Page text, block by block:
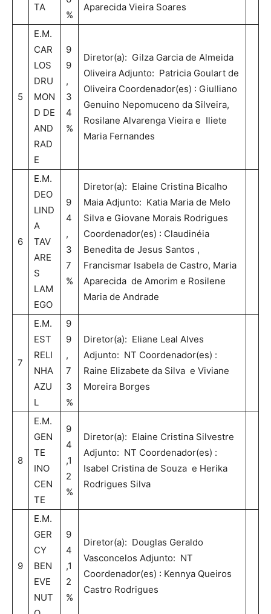
TA
%
Aparecida Vieira Soares
5
E.M.
CAR
LOS
DRU
MON
D DE
AND
RAD
E
9
9
,
3
4
%
Diretor(a): Gilza Garcia de Almeida
Oliveira Adjunto: Patricia Goulart de
Oliveira Coordenador(es) : Giulliano
Genuino Nepomuceno da Silveira,
Rosilane Alvarenga Vieira e Iliete
Maria Fernandes
6
E.M.
DEO
LIND
A
TAV
ARE
S
LAM
EGO
9
4
,
3
7
%
Diretor(a): Elaine Cristina Bicalho
Maia Adjunto: Katia Maria de Melo
Silva e Giovane Morais Rodrigues
Coordenador(es) : Claudinéia
Benedita de Jesus Santos ,
Francismar Isabela de Castro, Maria
Aparecida de Amorim e Rosilene
Maria de Andrade
7
E.M.
EST
RELI
NHA
AZU
L
9
9
,
7
3
%
Diretor(a): Eliane Leal Alves
Adjunto: NT Coordenador(es) :
Raine Elizabete da Silva e Viviane
Moreira Borges
8
E.M.
GEN
TE
INO
CEN
TE
9
4
,1
2
%
Diretor(a): Elaine Cristina Silvestre
Adjunto: NT Coordenador(es) :
Isabel Cristina de Souza e Herika
Rodrigues Silva
9
E.M.
GER
CY
BEN
EVE
NUT
9
4
,1
2
%
Diretor(a): Douglas Geraldo
Vasconcelos Adjunto: NT
Coordenador(es) : Kennya Queiros
Castro Rodrigues